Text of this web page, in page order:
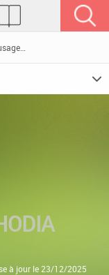
à jour le 23/12/2025